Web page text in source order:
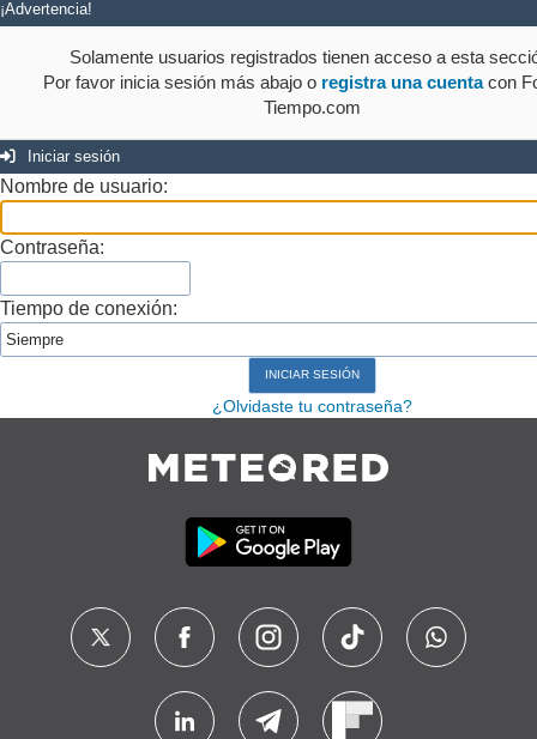
¡Advertencia!
Solamente usuarios registrados tienen acceso a esta
Por favor inicia sesión más abajo o registra una cuentacon
Tiempo.com
Iniciar sesión
Nombre de usuario:
Contraseña:
Tiempo de conexión:
¿Olvidaste tu contraseña?